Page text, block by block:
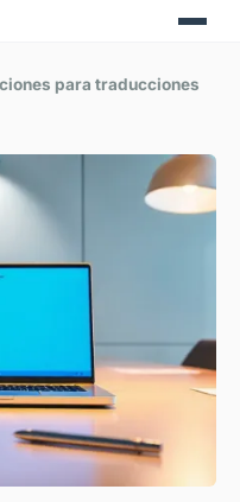
para traducciones